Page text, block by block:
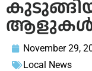
ആളുകള്‍
November 29,
Local News